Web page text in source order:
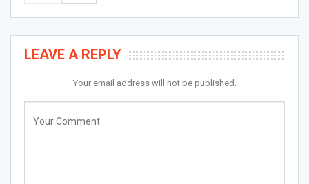
LEAVE A REPLY
Your email address will not be published.